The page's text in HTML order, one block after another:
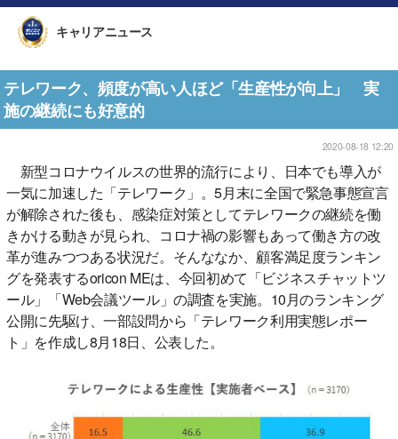
キャリアニュース
テレワーク、頻度が高い人ほど「生産性が向上」 実
施の継続にも好意的
2020-08-18 12:20
新型コロナウイルスの世界的流行により、日本でも導入が
一気に加速した「テレワーク」。5月末に全国で緊急事態宣言
が解除された後も、感染症対策としてテレワークの継続を働
きかける動きが見られ、コロナ禍の影響もあって働き方の改
革が進みつつある状況だ。そんななか、顧客満足度ランキン
グを発表するoricon MEは、今回初めて「ビジネスチャットツ
ール」「Web会議ツール」の調査を実施。10月のランキング
公開に先駆け、一部設問から「テレワーク利用実態レポー
ト」を作成し8月18日、公表した。